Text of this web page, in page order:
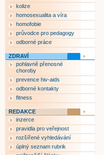
kolize
homosexualita a víra
homofobie
průvodce pro pedagogy
odborné práce
ZDRAVÍ
pohlavně přenosné
choroby
prevence hiv-aids
odborné kontakty
fitness
REDAKCE
inzerce
pravidla pro veřejnost
rozšířené vyhledávání
úplný seznam rubrik